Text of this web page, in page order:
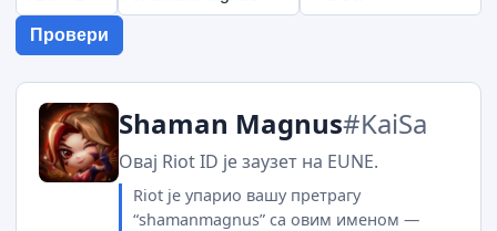
Провери
Shaman Magnus#KaiSa
Овај Riot ID је заузет на EUNE.
Riot је упарио вашу претрагу
“shamanmagnus” са овим именом —